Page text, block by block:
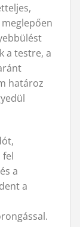
a testre, a
határoz
fel
a
a